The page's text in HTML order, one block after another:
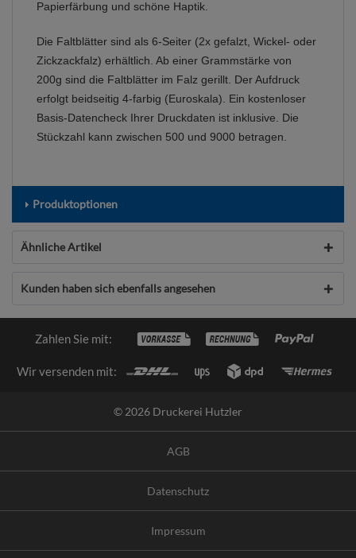
Papierfärbung und schöne Haptik.
Die Faltblätter sind als 6-Seiter (2x gefalzt, Wickel- oder
Zickzackfalz) erhältlich. Ab einer Grammstärke von
200g sind die Faltblätter im Falz gerillt. Der Aufdruck
erfolgt beidseitig 4-farbig (Euroskala). Ein kostenloser
Basis-Datencheck Ihrer Druckdaten ist inklusive. Die
Stückzahl kann zwischen 500 und 9000 betragen.
Produktoptionen
Ähnliche Artikel
Kunden haben sich ebenfalls angesehen
Zahlen Sie mit:
Wir versenden mit:
© 2026 Druckerei Hutzler
AGB
Datenschutz
Impressum